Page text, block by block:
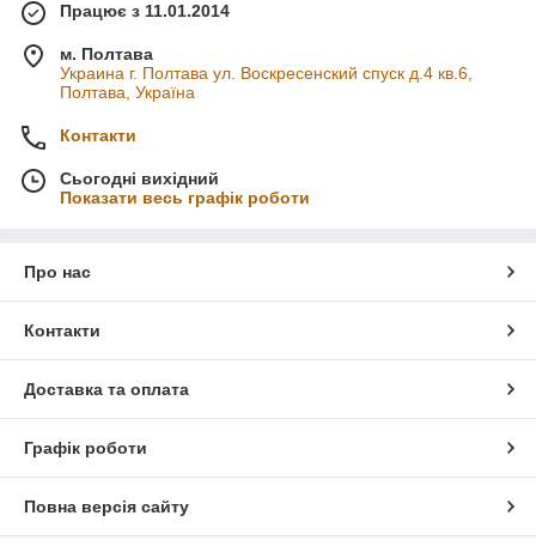
Працює з 11.01.2014
м. Полтава
Украина г. Полтава ул. Воскресенский спуск д.4 кв.6,
Полтава, Україна
Контакти
Сьогодні вихідний
Показати весь графік роботи
Про нас
Контакти
Доставка та оплата
Графік роботи
Повна версія сайту